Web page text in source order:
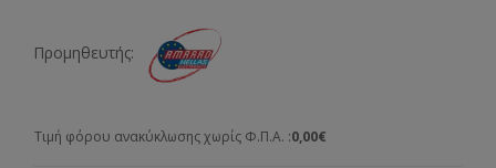
Προμηθευτής:
Τιμή φόρου ανακύκλωσης χωρίς Φ.Π.Α. :0,00€